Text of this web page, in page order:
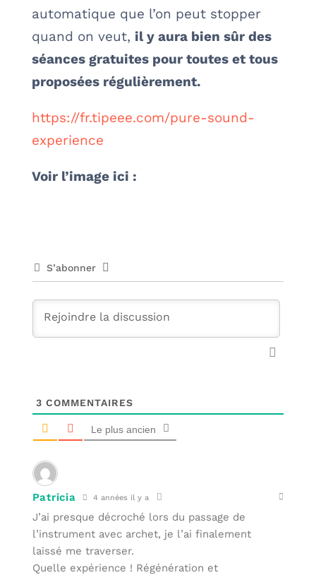
automatique que l’on peut stopper
quand on veut, il y aura bien sûr des
séances gratuites pour toutes et tous
proposées régulièrement.
https://fr.tipeee.com/pure-sound-
experience
Voir l’image ici :
S’abonner
3 COMMENTAIRES
Le plus ancien
Patricia 4 années il y a
J’ai presque décroché lors du passage de
l’instrument avec archet, je l’ai finalement
laissé me traverser.
Quelle expérience ! Régénération et